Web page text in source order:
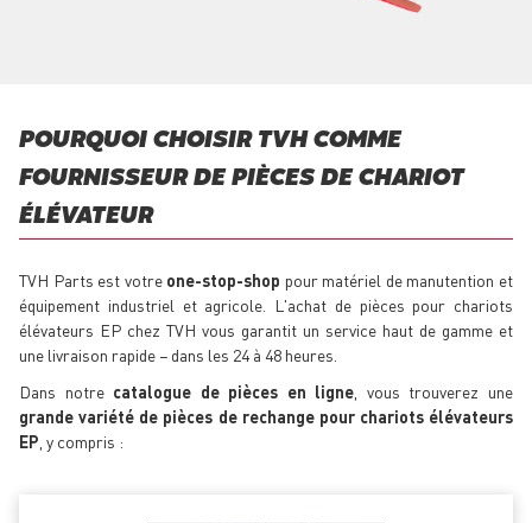
POURQUOI CHOISIR TVH COMME
FOURNISSEUR DE PIÈCES DE CHARIOT
ÉLÉVATEUR
TVH Parts est votre one-stop-shop pour matériel de manutention et
équipement industriel et agricole. L'achat de pièces pour chariots
élévateurs EP chez TVH vous garantit un service haut de gamme et
une livraison rapide − dans les 24 à 48 heures.
Dans notre catalogue de pièces en ligne , vous trouverez une
grande variété de pièces de rechange pour chariots élévateurs
EP , y compris :